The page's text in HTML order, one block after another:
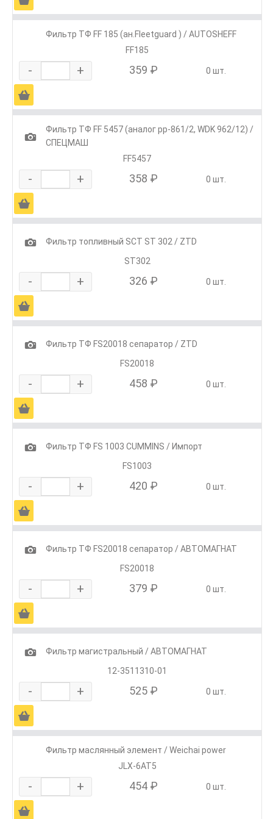
Фильтр ТФ FF 185 (ан.Fleetguard ) / AUTOSHEFF
FF185
- + 359 ₽ 0 шт.
Ä
1
Фильтр ТФ FF 5457 (аналог pp-861/2, WDK 962/12) /
СПЕЦМАШ
FF5457
- + 358 ₽ 0 шт.
Ä
1
Фильтр топливный SCT ST 302 / ZTD
SТ302
- + 326 ₽ 0 шт.
Ä
1
Фильтр ТФ FS20018 сепаратор / ZTD
FS20018
- + 458 ₽ 0 шт.
Ä
1
Фильтр ТФ FS 1003 CUMMINS / Импорт
FS1003
- + 420 ₽ 0 шт.
Ä
1
Фильтр ТФ FS20018 сепаратор / АВТОМАГНАТ
FS20018
- + 379 ₽ 0 шт.
Ä
1
Фильтр магистральный / АВТОМАГНАТ
12-3511310-01
- + 525 ₽ 0 шт.
Ä
Фильтр маслянный элемент / Weichai power
JLX-6AT5
- + 454 ₽ 0 шт.
Ä